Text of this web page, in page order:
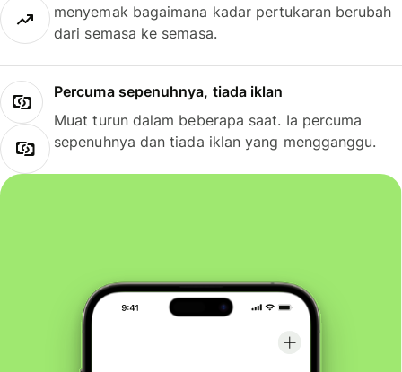
menyemak bagaimana kadar pertukaran berubah
dari semasa ke semasa.
Percuma sepenuhnya, tiada iklan
Muat turun dalam beberapa saat. Ia percuma
sepenuhnya dan tiada iklan yang mengganggu.